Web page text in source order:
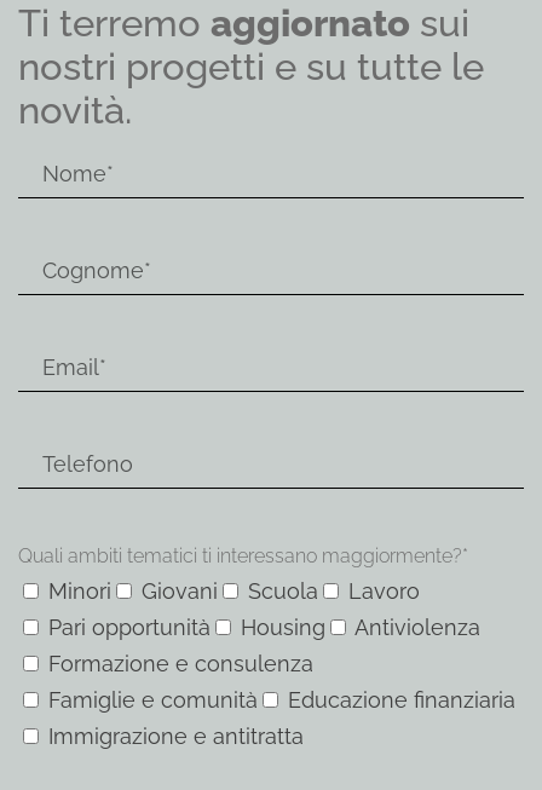
Ti terremo aggiornato sui
nostri progetti e su tutte le
novità.
Quali ambiti tematici ti interessano maggiormente?*
Minori Giovani Scuola
Lavoro
Pari opportunità
Housing
Antiviolenza
Formazione e consulenza
Famiglie e comunità
Educazione finanziaria
Immigrazione e antitratta